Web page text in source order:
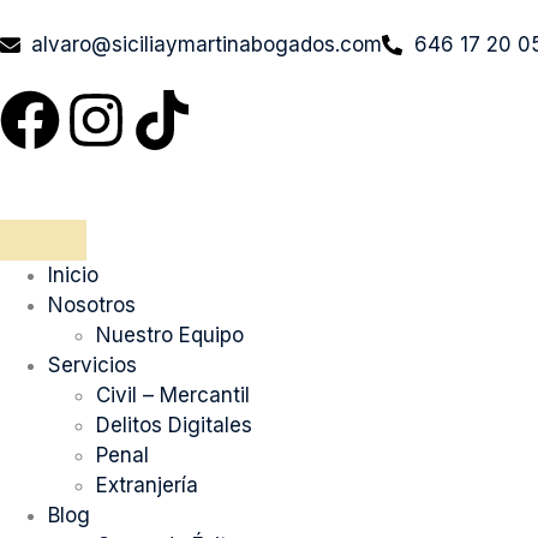
alvaro@siciliaymartinabogados.com 646 17 20
Inicio
Nosotros
Nuestro Equipo
Servicios
Civil – Mercantil
Delitos Digitales
Penal
Extranjería
Blog